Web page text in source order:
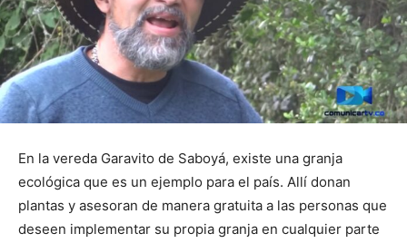
En la vereda Garavito de Saboyá, existe una granja
ecológica que es un ejemplo para el país. Allí donan
plantas y asesoran de manera gratuita a las personas que
deseen implementar su propia granja en cualquier parte